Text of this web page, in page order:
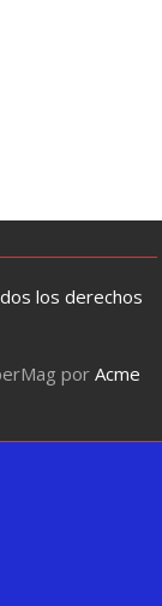
los derechos
porAcme